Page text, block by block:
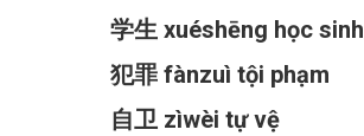
学生 xuéshēng học sinh
犯罪 fànzuì tội phạm
自卫 zìwèi tự vệ